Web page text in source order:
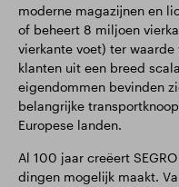
moderne magazijnen en
of beheert 8 miljoen
vierkante voet) ter
klanten uit een breed
eigendommen bevinden
belangrijke
Europese landen.
Al 100 jaar creëert
dingen mogelijk maakt.